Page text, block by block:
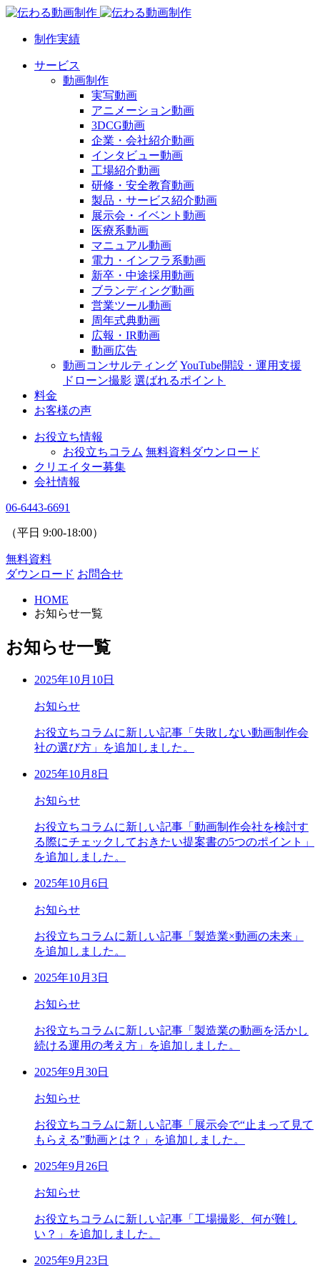
制作実績
サービス
動画制作
実写動画
アニメーション動画
3DCG動画
企業・会社紹介動画
インタビュー動画
工場紹介動画
研修・安全教育動画
製品・サービス紹介動画
展示会・イベント動画
医療系動画
マニュアル動画
電力・インフラ系動画
新卒・中途採用動画
ブランディング動画
営業ツール動画
周年式典動画
広報・IR動画
動画広告
動画コンサルティング YouTube開設・運用支援
ドローン撮影 選ばれるポイント
料金
お客様の声
お役立ち情報
お役立ちコラム 無料資料ダウンロード
クリエイター募集
会社情報
06-6443-6691
（平日 9:00-18:00）
無料資料
ダウンロード お問合せ
HOME
お知らせ一覧
お知らせ一覧
2025年10月10日
お知らせ
お役立ちコラムに新しい記事「失敗しない動画制作会
社の選び方」を追加しました。
2025年10月8日
お知らせ
お役立ちコラムに新しい記事「動画制作会社を検討す
る際にチェックしておきたい提案書の5つのポイント」
を追加しました。
2025年10月6日
お知らせ
お役立ちコラムに新しい記事「製造業×動画の未来」
を追加しました。
2025年10月3日
お知らせ
お役立ちコラムに新しい記事「製造業の動画を活かし
続ける運用の考え方」を追加しました。
2025年9月30日
お知らせ
お役立ちコラムに新しい記事「展示会で“止まって見て
もらえる”動画とは？」を追加しました。
2025年9月26日
お知らせ
お役立ちコラムに新しい記事「工場撮影、何が難し
い？」を追加しました。
2025年9月23日